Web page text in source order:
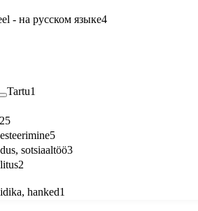
- на русском языке4
Tartu1
25
5
sotsiaaltöö3
2
hanked1